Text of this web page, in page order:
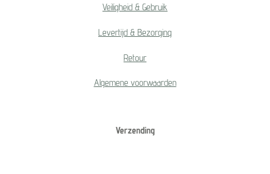
Veiligheid & Gebruik
Levertijd & Bezorging
Retour
Algemene voorwaarden
Verzending